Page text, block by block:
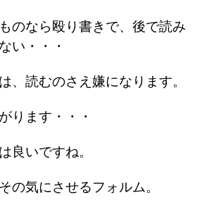
のなら殴り書きで、後で読み
い・・・
、読むのさえ嫌になります。
ります・・・
良いですね。
の気にさせるフォルム。